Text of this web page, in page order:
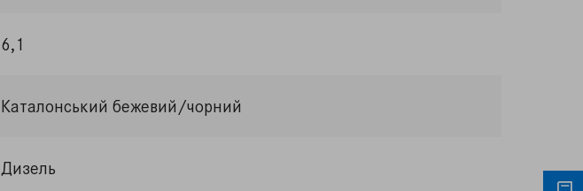
6,1
Каталонський бежевий/чорний
Дизель